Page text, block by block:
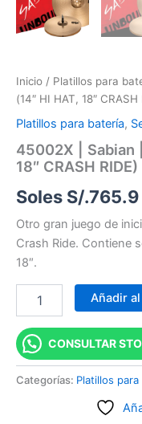
Inicio / Platillos para
(14″ HI HAT, 18″ CRASH
Platillos para batería,
45002X | Sabian
18″ CRASH RIDE)
Soles S/.765.9
Otro gran juego de
Crash Ride. Contiene
18″.
Añadir
CONSULTAR
Categorías: Platillos